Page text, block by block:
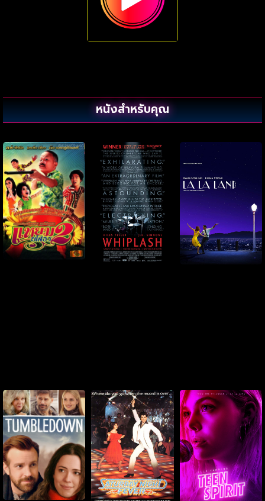
หนังสำหรับคุณ